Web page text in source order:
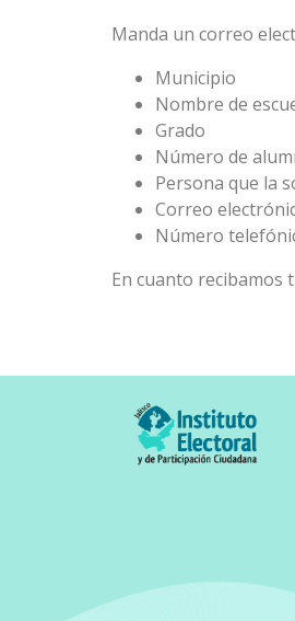
Manda un correo
Municipio
Nombre de
Grado
Número de
Persona que la
Correo
Número
En cuanto recibamos